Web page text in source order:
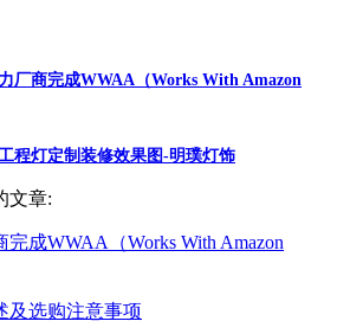
厂商完成WWAA（Works With Amazon
程灯定制装修效果图-明璞灯饰
文章:
成WWAA（Works With Amazon
及选购注意事项